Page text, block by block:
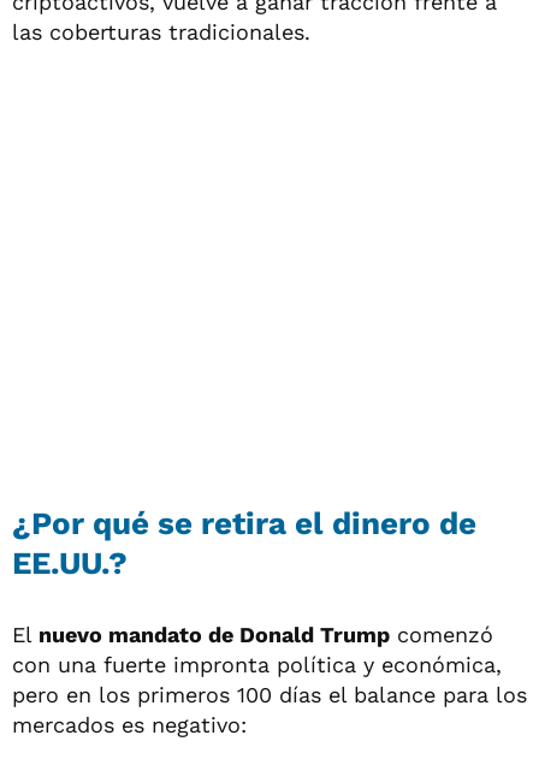
las coberturas tradicionales.
¿Por qué se retira el dinero de
EE.UU.?
El nuevo mandato de Donald Trump comenzó
con una fuerte impronta política y económica,
pero en los primeros 100 días el balance para los
mercados es negativo: